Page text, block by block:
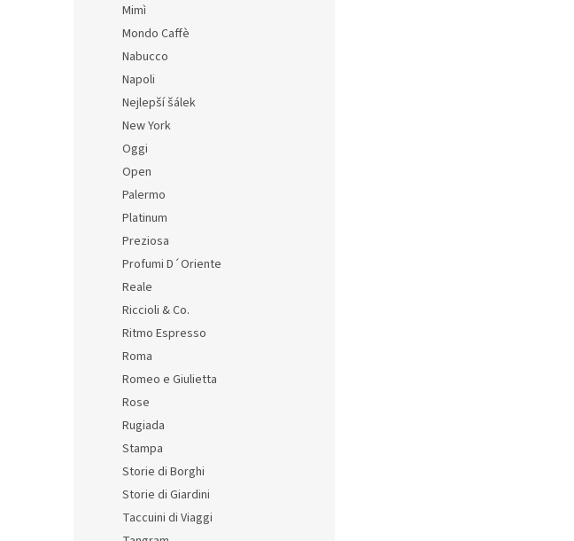
Mimì
Mondo Caffè
Nabucco
Napoli
Nejlepší šálek
New York
Oggi
Open
Palermo
Platinum
Preziosa
Profumi D´Oriente
Reale
Riccioli & Co.
Ritmo Espresso
Roma
Romeo e Giulietta
Rose
Rugiada
Stampa
Storie di Borghi
Storie di Giardini
Taccuini di Viaggi